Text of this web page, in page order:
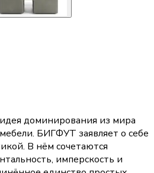
доминирования из мира
БИГФУТ заявляет о себе
В нём сочетаются
имперскость и